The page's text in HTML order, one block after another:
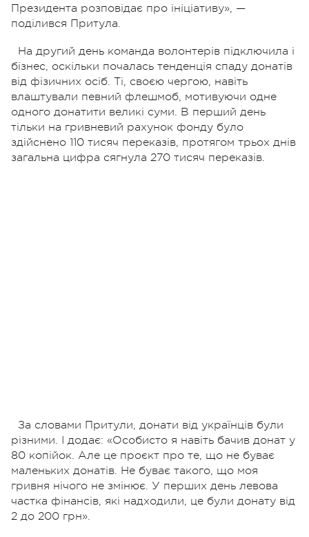
Президента розповідає про ініціативу», —
поділився Притула.
На другий день команда волонтерів підключила і
бізнес, оскільки почалась тенденція спаду донатів
від фізичних осіб. Ті, своєю чергою, навіть
влаштували певний флешмоб, мотивуючи одне
одного донатити великі суми. В перший день
тільки на гривневий рахунок фонду було
здійснено 110 тисяч переказів, протягом трьох днів
загальна цифра сягнула 270 тисяч переказів.
За словами Притули, донати від українців були
різними. І додає: «Особисто я навіть бачив донат у
80 копійок. Але це проєкт про те, що не буває
маленьких донатів. Не буває такого, що моя
гривня нічого не змінює. У перших день левова
частка фінансів, які надходили, це були донату від
2 до 200 грн».